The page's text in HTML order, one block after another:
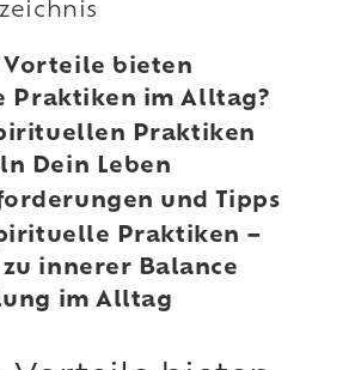
Vorteile bieten
Praktiken im Alltag?
Praktiken
Dein Leben
und Tipps
Praktiken –
zu innerer Balance
im Alltag